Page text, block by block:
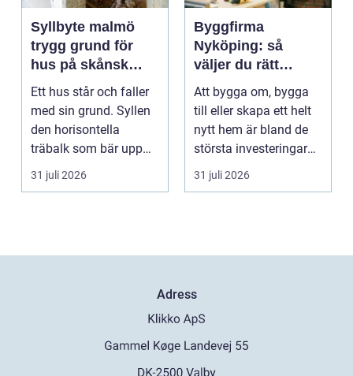
Syllbyte malmö
trygg grund för
hus på skånsk
mark
Ett hus står och faller
med sin grund. Syllen
den horisontella
träbalk som bär upp
väggarna mot pla...
31 juli 2026
Byggfirma
Nyköping: så
väljer du rätt
partner för ditt
projekt
Att bygga om, bygga
till eller skapa ett helt
nytt hem är bland de
största investeringar
m...
31 juli 2026
Adress